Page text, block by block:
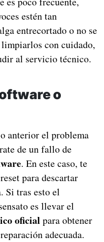
estén tan
entrecortado o no se
limpiarlos con cuidado,
al servicio técnico.
o
anterior el problema
de un fallo de
. En este caso, te
para descartar
Si tras esto el
es llevar el
oficial para obtener
adecuada.